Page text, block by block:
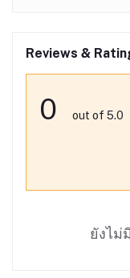
Reviews &
0 out of 5.0
ยังไม่